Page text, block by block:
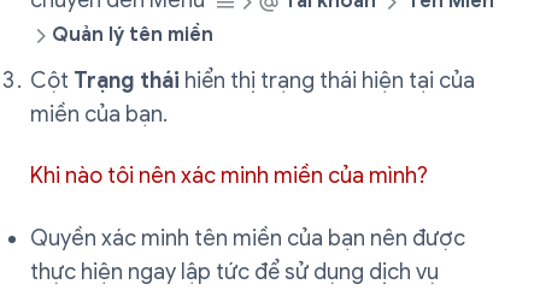
Quản lý tên miền
Cột Trạng thái hiển thị trạng thái hiện tại của
miền của bạn.
Khi nào tôi nên xác minh miền của mình?
Quyền xác minh tên miền của bạn nên được
thực hiện ngay lập tức để sử dụng dịch vụ